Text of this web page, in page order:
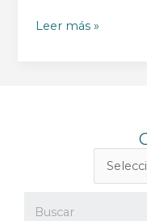
Servir
Leer más »